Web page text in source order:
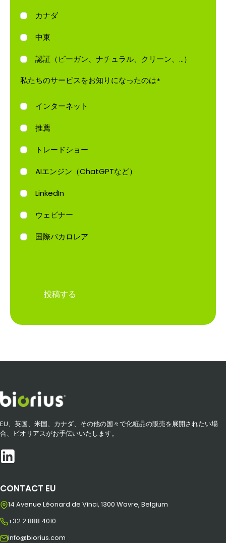
カナダ
中東
認証（ビーガン、ナチュラル、クリーン、...）
私たちのサービスをお知りになったのは*
インターネット
推薦
トレードショー
AIエンジン（ChatGPTなど）
LinkedIn
ウェビナー
国際バカロレア
投稿する
EU、英国、米国、カナダ、その他の国々で化粧品の販売を展開されたい場
合、ビオリアスがお手伝いいたします。
CONTACT EU
14 Avenue Léonard de Vinci, 1300 Wavre, Belgium
+32 2 888 4010
info@biorius.com